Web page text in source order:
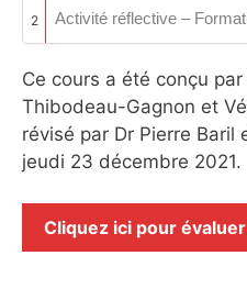
2 Activité réflective –
Ce cours a été conçu
Thibodeau-Gagnon et
révisé par Dr Pierre Baril
jeudi 23 décembre 2021.
Cliquez ici pour